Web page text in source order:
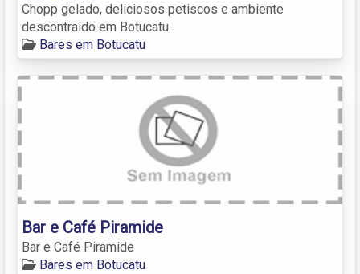
Chopp gelado, deliciosos petiscos e ambiente
descontraído em Botucatu.
Bares em Botucatu
Bar e Café Piramide
Bar e Café Piramide
Bares em Botucatu